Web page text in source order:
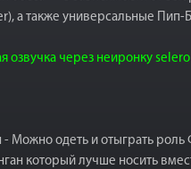
а также универсальные Пип-
озвучка через неиронку selero
одеть и отыграть роль
который лучше носить